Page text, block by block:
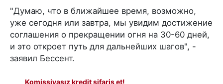
"Думаю, что в ближайшее время, возможно,
уже сегодня или завтра, мы увидим достижение
соглашения о прекращении огня на 30-60 дней,
и это откроет путь для дальнейших шагов", -
заявил Бессент.
Komissiyasız kredit sifariş et!